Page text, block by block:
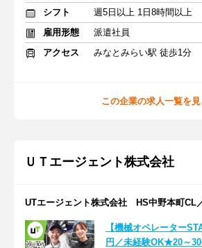
シフト
週5日以上 1日8時間以上
雇用形態
派遣社員
アクセス
みなとみらい駅 徒歩1分
この企業の求人一覧を見
ＵＴエージェント株式会社
UTエージェント株式会社 HS中野本町CL
【機械オペレーター
円／未経験OK★20～